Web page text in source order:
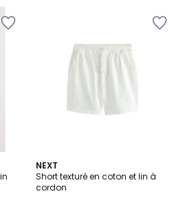
NEXT
Short texturé en coton et lin à
cordon
5
Couleurs